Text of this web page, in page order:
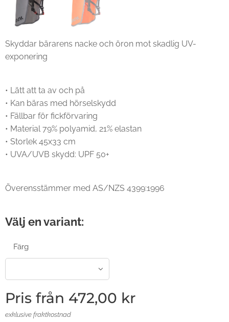
Skyddar bärarens nacke och öron mot skadlig UV-
exponering
• Lätt att ta av och på
• Kan bäras med hörselskydd
• Fällbar för fickförvaring
• Material 79% polyamid, 21% elastan
• Storlek 45x33 cm
• UVA/UVB skydd: UPF 50+
Överensstämmer med AS/NZS 4399:1996
Välj en variant:
Färg
Pris från 472,00 kr
exklusive fraktkostnad